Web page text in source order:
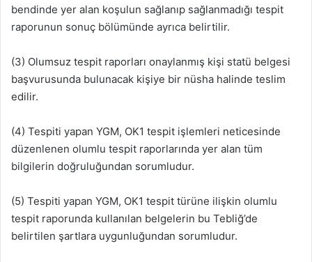
bendinde yer alan koşulun sağlanıp sağlanmadığı tespit
raporunun sonuç bölümünde ayrıca belirtilir.
(3) Olumsuz tespit raporları onaylanmış kişi statü belgesi
başvurusunda bulunacak kişiye bir nüsha halinde teslim
edilir.
(4) Tespiti yapan YGM, OK1 tespit işlemleri neticesinde
düzenlenen olumlu tespit raporlarında yer alan tüm
bilgilerin doğruluğundan sorumludur.
(5) Tespiti yapan YGM, OK1 tespit türüne ilişkin olumlu
tespit raporunda kullanılan belgelerin bu Tebliğ’de
belirtilen şartlara uygunluğundan sorumludur.